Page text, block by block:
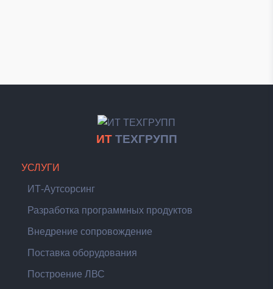
ИТТЕХГРУПП
УСЛУГИ
ИТ-Аутсорсинг
Разработка программных продуктов
Внедрение сопровождение
Поставка оборудования
Построение ЛВС